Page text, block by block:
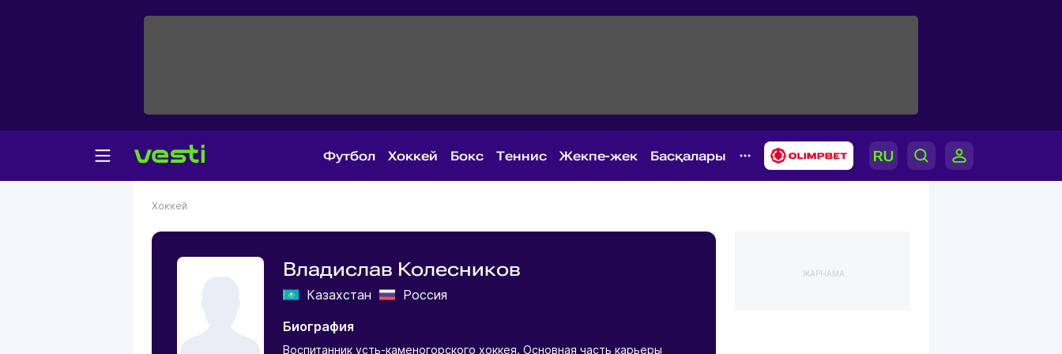
Футбол Хоккей Бокс Теннис Жекпе-жек Басқалары
Хоккей
Владислав Колесников
Казахстан
Россия
Биография
Воспитанник усть-каменогорского хоккея. Основная часть карьеры
ЖАРНАМА